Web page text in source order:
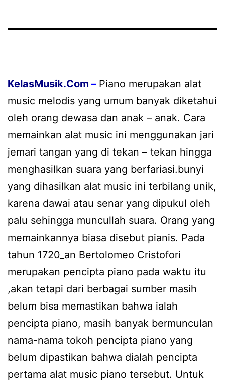
KelasMusik.Com – Piano merupakan alat
music melodis yang umum banyak diketahui
oleh orang dewasa dan anak – anak. Cara
memainkan alat music ini menggunakan jari
jemari tangan yang di tekan – tekan hingga
menghasilkan suara yang berfariasi.bunyi
yang dihasilkan alat music ini terbilang unik,
karena dawai atau senar yang dipukul oleh
palu sehingga muncullah suara. Orang yang
memainkannya biasa disebut pianis. Pada
tahun 1720_an Bertolomeo Cristofori
merupakan pencipta piano pada waktu itu
,akan tetapi dari berbagai sumber masih
belum bisa memastikan bahwa ialah
pencipta piano, masih banyak bermunculan
nama-nama tokoh pencipta piano yang
belum dipastikan bahwa dialah pencipta
pertama alat music piano tersebut. Untuk